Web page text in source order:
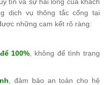
dịch vụ thông tắc cống tại
những cam kết rõ ràng:
100% , không để tình trạng
, đảm bảo an toàn cho hệ